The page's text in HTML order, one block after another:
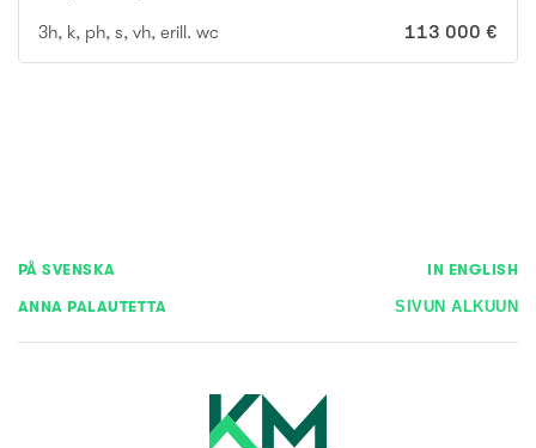
3h, k, ph, s, vh, erill. wc 113 000 €
PÅ SVENSKA IN ENGLISH
ANNA PALAUTETTA SIVUN ALKUUN